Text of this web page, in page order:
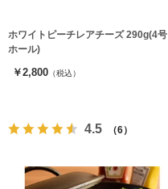
ホワイトピーチレアチーズ 290g(4号
ホール)
￥2,800 （税込）
4.5 （6）